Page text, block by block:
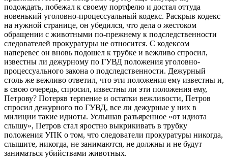
подождать, побежал к своему портфелю и достал оттуда
новенький уголовно-процессуальный кодекс. Раскрыв кодекс
на нужной странице, он убедился, что дела о жестоком
обращении с животными по-прежнему к подследственности
следователей прокуратуры не относится. С кодексом
наперевес он вновь подошел к трубке и вежливо спросил,
известны ли дежурному по ГУВД положения уголовно-
процессуального закона о подследственности. Дежурный
столь же вежливо ответил, что эти положения ему известны и,
в свою очередь, спросил, известны ли эти положения ему,
Петрову? Потеряв терпение и остатки вежливости, Петров
спросил дежурного по ГУВД, все ли дежурные у них в
милиции такие идиоты. Услышав разъяренное «от идиота
слышу», Петров стал яростно выкрикивать в трубку
положения УПК о том, что следователи прокуратуры никогда,
слышите, никогда, не занимаются, не должны и не будут
заниматься убийствами животных.